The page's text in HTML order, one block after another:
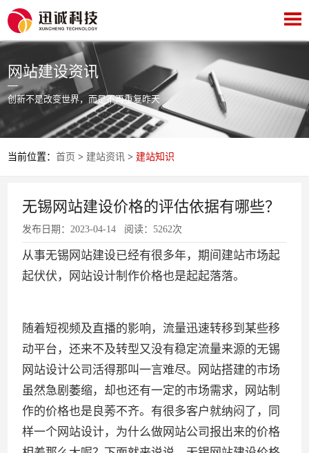
网站建设资讯
创新不是改变世界，而是不再重复昨天
当前位置：首页 > 建站资讯 > 建站知识
无锡网站建设价格的评估依据有哪些？
发布日期：2023-04-14 阅读：5262次
从事无锡网站建设已经有很多年，期间建站市场起
起伏伏，网站设计制作价格也是起起落落。
随着短视频及直播的影响，流量迅速转移到某些移
动平台，还来不及转型又没有稳定流量来源的无锡
网站设计公司活得那叫一言难尽。网站搭建的市场
虽然急剧萎缩，却也还有一定的市场需求，网站制
作的价格也是良莠不齐。有很多客户就纳闷了，同
样一个网站设计，为什么做网站公司报出来的价格